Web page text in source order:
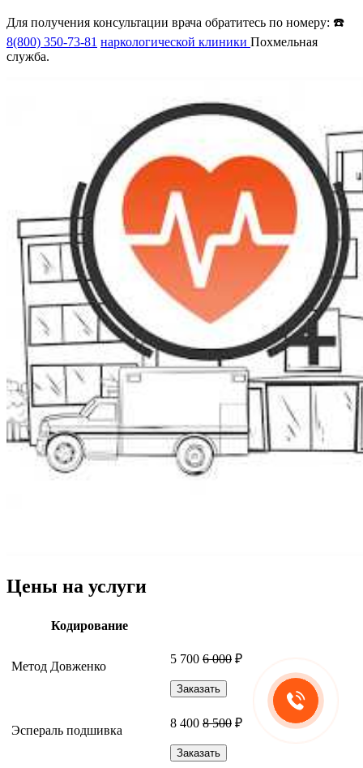
Для получения консультации врача обратитесь по номеру: ☎️
8(800) 350-73-81 наркологической клиники Похмельная
служба.
Цены на услуги
Кодирование
Метод Довженко
5 700 6 000 ₽
Заказать
Эспераль подшивка
8 400 8 500 ₽
Заказать